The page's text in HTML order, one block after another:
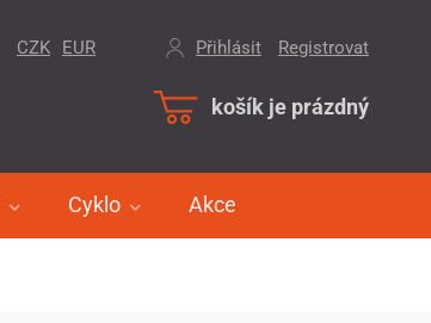
košík je prázdný
Cyklo Akce
CZK EUR Přihlásit Registrovat